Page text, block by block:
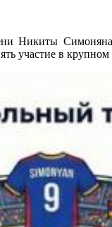
Никиты Симоняна
участие в